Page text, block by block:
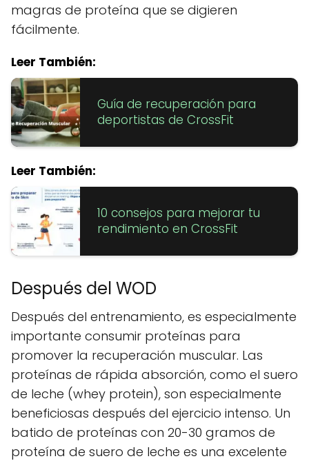
magras de proteína que se digieren
fácilmente.
Leer También:
Guía de recuperación para
deportistas de CrossFit
Leer También:
10 consejos para mejorar tu
rendimiento en CrossFit
Después del WOD
Después del entrenamiento, es especialmente
importante consumir proteínas para
promover la recuperación muscular. Las
proteínas de rápida absorción, como el suero
de leche (whey protein), son especialmente
beneficiosas después del ejercicio intenso. Un
batido de proteínas con 20-30 gramos de
proteína de suero de leche es una excelente